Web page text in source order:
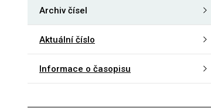
Archiv čísel
Aktuální číslo
Informace o časopisu